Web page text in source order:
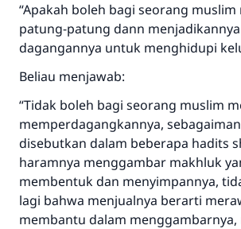
“Apakah boleh bagi seorang muslim
patung-patung dann
dagangannya untuk menghidupi
Beliau menjawab:
“Tidak boleh bagi seorang muslim
memperdagangkannya,
disebutkan dalam beberapa hadits
haramnya menggambar makhluk
membentuk dan menyimpannya,
lagi bahwa menjualnya berarti
membantu dalam
Saham